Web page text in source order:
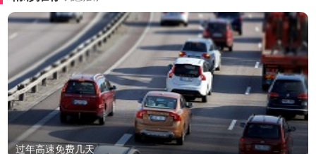
过年高速免费几天